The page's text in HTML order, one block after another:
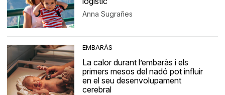
Anna Sugrañes
EMBARÀS
La calor durant l’embaràs i els
primers mesos del nadó pot influir
en el seu desenvolupament
cerebral